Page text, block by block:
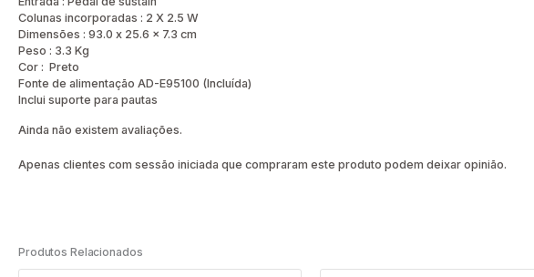
Colunas incorporadas : 2 X 2.5 W
Dimensões : 93.0 x 25.6 x 7.3 cm
Peso : 3.3 Kg
Cor : Preto
Fonte de alimentação AD-E95100 (Incluída)
Inclui suporte para pautas
Ainda não existem avaliações.
Apenas clientes com sessão iniciada que compraram este produto podem deixar opinião.
Produtos Relacionados